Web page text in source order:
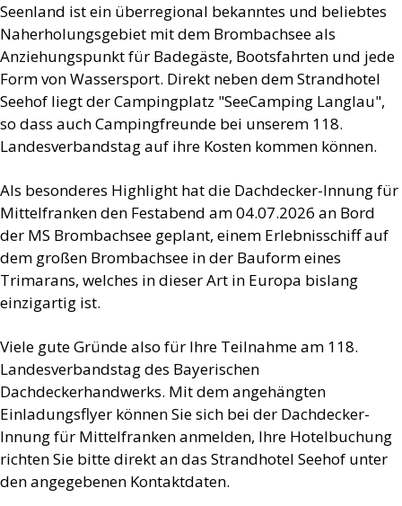
Seenland ist ein überregional bekanntes und beliebtes
Naherholungsgebiet mit dem Brombachsee als
Anziehungspunkt für Badegäste, Bootsfahrten und jede
Form von Wassersport. Direkt neben dem Strandhotel
Seehof liegt der Campingplatz "SeeCamping Langlau",
so dass auch Campingfreunde bei unserem 118.
Landesverbandstag auf ihre Kosten kommen können.
Als besonderes Highlight hat die Dachdecker-Innung für
Mittelfranken den Festabend am 04.07.2026 an Bord
der MS Brombachsee geplant, einem Erlebnisschiff auf
dem großen Brombachsee in der Bauform eines
Trimarans, welches in dieser Art in Europa bislang
einzigartig ist.
Viele gute Gründe also für Ihre Teilnahme am 118.
Landesverbandstag des Bayerischen
Dachdeckerhandwerks. Mit dem angehängten
Einladungsflyer können Sie sich bei der Dachdecker-
Innung für Mittelfranken anmelden, Ihre Hotelbuchung
richten Sie bitte direkt an das Strandhotel Seehof unter
den angegebenen Kontaktdaten.